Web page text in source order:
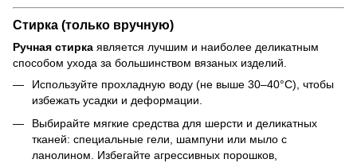
Стирка (только вручную)
Ручная стирка является лучшим и наиболее деликатным
способом ухода за большинством вязаных изделий.
Используйте прохладную воду (не выше 30–40°C), чтобы
избежать усадки и деформации.
Выбирайте мягкие средства для шерсти и деликатных
тканей: специальные гели, шампуни или мыло с
ланолином. Избегайте агрессивных порошков,